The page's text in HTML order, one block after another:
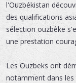
l'Ouzbékistan
des qualifications
sélection ouzbèke
une prestation
Les Ouzbeks ont
notamment dans